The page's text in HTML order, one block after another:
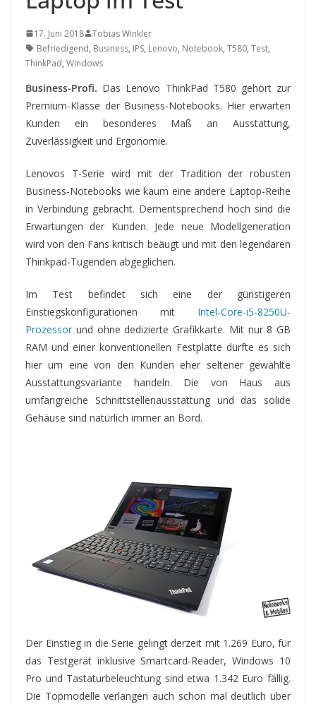
17. Juni 2018
Tobias Winkler
Befriedigend, Business, IPS, Lenovo, Notebook, T580, Test,
ThinkPad, Windows
Business-Profi. Das Lenovo ThinkPad T580 gehört zur
Premium-Klasse der Business-Notebooks. Hier erwarten
Kunden ein besonderes Maß an Ausstattung,
Zuverlässigkeit und Ergonomie.
Lenovos T-Serie wird mit der Tradition der robusten
Business-Notebooks wie kaum eine andere Laptop-Reihe
in Verbindung gebracht. Dementsprechend hoch sind die
Erwartungen der Kunden. Jede neue Modellgeneration
wird von den Fans kritisch beäugt und mit den legendären
Thinkpad-Tugenden abgeglichen.
Im Test befindet sich eine der günstigeren
Einstiegskonfigurationen mit Intel-Core-i5-8250U-
Prozessor und ohne dedizierte Grafikkarte. Mit nur 8 GB
RAM und einer konventionellen Festplatte dürfte es sich
hier um eine von den Kunden eher seltener gewählte
Ausstattungsvariante handeln. Die von Haus aus
umfangreiche Schnittstellenausstattung und das solide
Gehäuse sind natürlich immer an Bord.
Der Einstieg in die Serie gelingt derzeit mit 1.269 Euro, für
das Testgerät inklusive Smartcard-Reader, Windows 10
Pro und Tastaturbeleuchtung sind etwa 1.342 Euro fällig.
Die Topmodelle verlangen auch schon mal deutlich über